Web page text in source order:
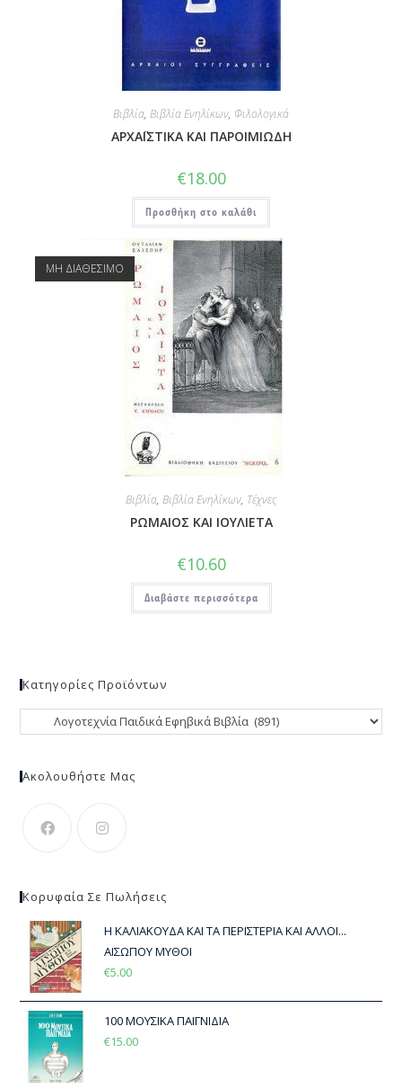
Βιβλία, Βιβλία Ενηλίκων, Φιλολογικά
ΑΡΧΑΪΣΤΙΚΑ ΚΑΙ ΠΑΡΟΙΜΙΩΔΗ
€18.00
Προσθήκη στο καλάθι
ΜΗ ΔΙΑΘΕΣΙΜΟ
Βιβλία, Βιβλία Ενηλίκων, Τέχνες
ΡΩΜΑΙΟΣ ΚΑΙ ΙΟΥΛΙΕΤΑ
€10.60
Διαβάστε περισσότερα
Κατηγορίες Προϊόντων
Ακολουθήστε Μας
Κορυφαία Σε Πωλήσεις
Η ΚΑΛΙΑΚΟΥΔΑ ΚΑΙ ΤΑ ΠΕΡΙΣΤΕΡΙΑ ΚΑΙ ΑΛΛΟΙ...
ΑΙΣΩΠΟΥ ΜΥΘΟΙ
€5.00
100 ΜΟΥΣΙΚΑ ΠΑΙΓΝΙΔΙΑ
€15.00